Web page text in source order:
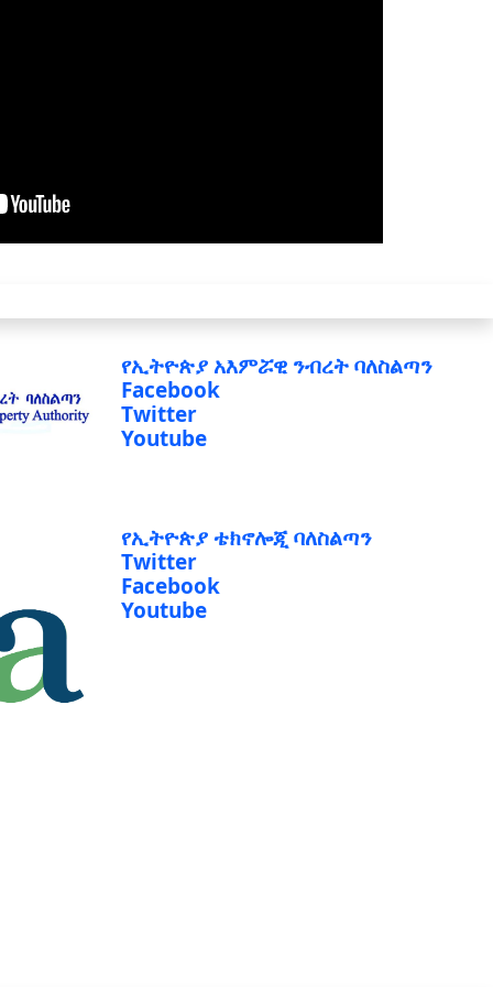
የኢትዮጵያ አእምሯዊ ንብረት ባለስልጣን
Facebook
Twitter
Youtube
የኢትዮጵያ ቴክኖሎጂ ባለስልጣን
Twitter
Facebook
Youtube